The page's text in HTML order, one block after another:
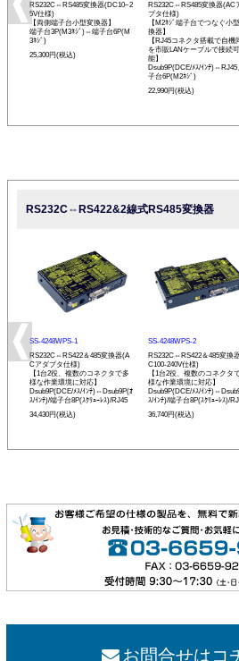
RS232C⇔RS485変換器(DC10~2
5V仕様)
【両側端子台小型変換器】
端子台3P(M3ﾈｼﾞ)⇔端子台6P(M
3ﾈｼﾞ)
25,300円(税込)
RS232C⇔RS485変換器(AC
プタ仕様)
【M2ﾈｼﾞ端子台でつなぐ小
換器】
【RJ45コネクタ搭載で自機
を市販LANケーブルで接続可
能】
Dsub9P(DCE/ﾒｽ/ｲﾝﾁ)⇔RJ45
子台6P(M2ﾈｼﾞ)
22,990円(税込)
RS232C⇔RS422&2線式RS485変換器
SS-4248WPS-1
RS232C⇔RS422＆485変換器(A
Cアダプタ仕様)
【1台2役、複数のコネクタで多
様な作業環境に対応】
Dsub9P(DCE/ﾒｽ/ｲﾝﾁ)⇔Dsub9P(ｵ
ｽ/ｲﾝﾁ)/端子台8P(ｽｸﾘｭｰﾚｽ)/RJ45
34,430円(税込)
SS-4248WPS-2
RS232C⇔RS422＆485変換
C100-240V仕様)
【1台2役、複数のコネクタ
様な作業環境に対応】
Dsub9P(DCE/ﾒｽ/ｲﾝﾁ
ｽ/ｲﾝﾁ)/端子台8P(ｽｸﾘｭｰﾚｽ)/
36,740円(税込)
お問合せはコ